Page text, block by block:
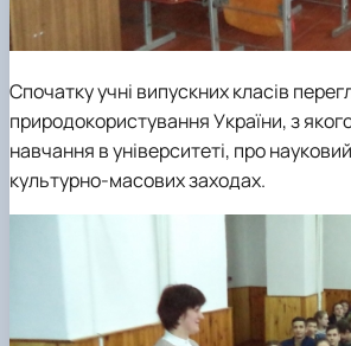
Спочатку учні випускних класів
природокористування України, з
навчання в університеті, про
культурно-масових заходах.